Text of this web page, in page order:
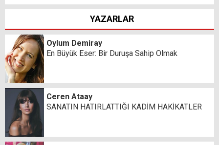
YAZARLAR
Oylum Demiray
En Büyük Eser: Bir Duruşa Sahip Olmak
Ceren Ataay
SANATIN HATIRLATTIĞI KADİM HAKİKATLER